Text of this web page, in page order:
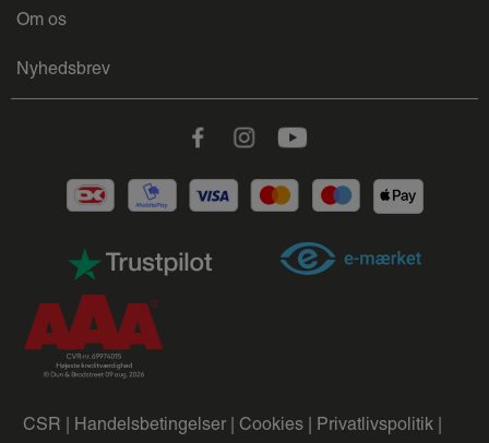
Om os
Nyhedsbrev
FacebookInstagramYoutube
CSR | Handelsbetingelser | Cookies | Privatlivspolitik |